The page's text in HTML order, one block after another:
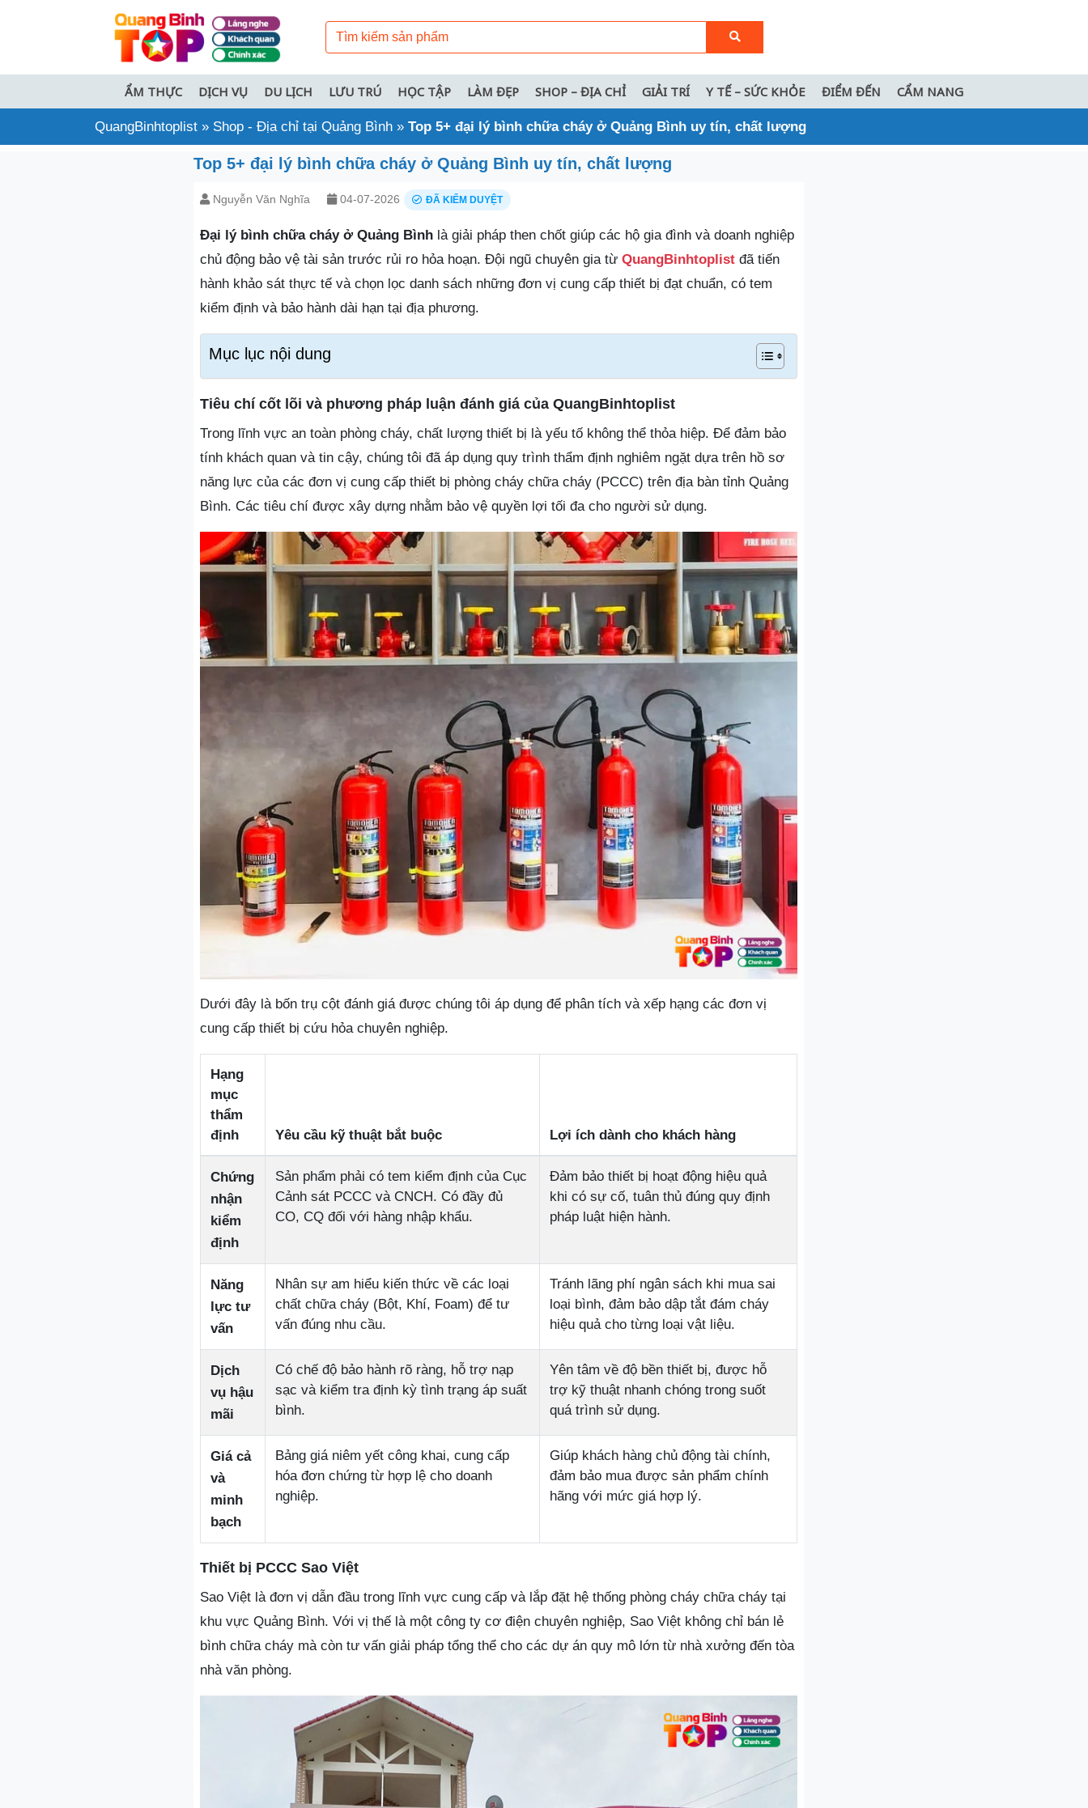
ẨM THỰC DỊCH VỤ DU LỊCH LƯU TRÚ HỌC TẬP LÀM ĐẸP SHOP – ĐỊA CHỈ GIẢI TRÍ Y TẾ – SỨC KHỎE ĐIỂM ĐẾN CẨM NANG
QuangBinhtoplist » Shop - Địa chỉ tại Quảng Bình » Top 5+ đại lý bình chữa cháy ở Quảng Bình uy tín, chất lượng
Top 5+ đại lý bình chữa cháy ở Quảng Bình uy tín, chất lượng
Nguyễn Văn Nghĩa 04-07-2026 ĐÃ KIỂM DUYỆT
Đại lý bình chữa cháy ở Quảng Bình là giải pháp then chốt giúp các hộ gia đình và doanh nghiệp
chủ động bảo vệ tài sản trước rủi ro hỏa hoạn. Đội ngũ chuyên gia từ QuangBinhtoplist đã tiến
hành khảo sát thực tế và chọn lọc danh sách những đơn vị cung cấp thiết bị đạt chuẩn, có tem
kiểm định và bảo hành dài hạn tại địa phương.
Mục lục nội dung
Tiêu chí cốt lõi và phương pháp luận đánh giá của QuangBinhtoplist
Trong lĩnh vực an toàn phòng cháy, chất lượng thiết bị là yếu tố không thể thỏa hiệp. Để đảm bảo
tính khách quan và tin cậy, chúng tôi đã áp dụng quy trình thẩm định nghiêm ngặt dựa trên hồ sơ
năng lực của các đơn vị cung cấp thiết bị phòng cháy chữa cháy (PCCC) trên địa bàn tỉnh Quảng
Bình. Các tiêu chí được xây dựng nhằm bảo vệ quyền lợi tối đa cho người sử dụng.
Dưới đây là bốn trụ cột đánh giá được chúng tôi áp dụng để phân tích và xếp hạng các đơn vị
cung cấp thiết bị cứu hỏa chuyên nghiệp.
Hạng
mục
thẩm
định
Yêu cầu kỹ thuật bắt buộc Lợi ích dành cho khách hàng
Chứng
nhận
kiểm
định
Sản phẩm phải có tem kiểm định của Cục
Cảnh sát PCCC và CNCH. Có đầy đủ
CO, CQ đối với hàng nhập khẩu.
Đảm bảo thiết bị hoạt động hiệu quả
khi có sự cố, tuân thủ đúng quy định
pháp luật hiện hành.
Năng
lực tư
vấn
Nhân sự am hiểu kiến thức về các loại
chất chữa cháy (Bột, Khí, Foam) để tư
vấn đúng nhu cầu.
Tránh lãng phí ngân sách khi mua sai
loại bình, đảm bảo dập tắt đám cháy
hiệu quả cho từng loại vật liệu.
Dịch
vụ hậu
mãi
Có chế độ bảo hành rõ ràng, hỗ trợ nạp
sạc và kiểm tra định kỳ tình trạng áp suất
bình.
Yên tâm về độ bền thiết bị, được hỗ
trợ kỹ thuật nhanh chóng trong suốt
quá trình sử dụng.
Giá cả
và
minh
bạch
Bảng giá niêm yết công khai, cung cấp
hóa đơn chứng từ hợp lệ cho doanh
nghiệp.
Giúp khách hàng chủ động tài chính,
đảm bảo mua được sản phẩm chính
hãng với mức giá hợp lý.
Thiết bị PCCC Sao Việt
Sao Việt là đơn vị dẫn đầu trong lĩnh vực cung cấp và lắp đặt hệ thống phòng cháy chữa cháy tại
khu vực Quảng Bình. Với vị thế là một công ty cơ điện chuyên nghiệp, Sao Việt không chỉ bán lẻ
bình chữa cháy mà còn tư vấn giải pháp tổng thể cho các dự án quy mô lớn từ nhà xưởng đến tòa
nhà văn phòng.